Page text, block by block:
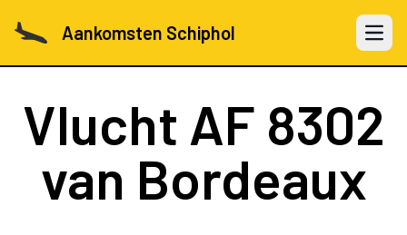
Aankomsten Schiphol Open
Vlucht AF 8302
van Bordeaux